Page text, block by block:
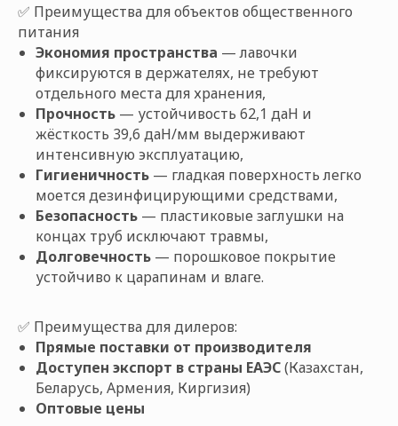
✅ Преимущества для объектов общественного
питания
Экономия пространства — лавочки
фиксируются в держателях, не требуют
отдельного места для хранения,
Прочность — устойчивость 62,1 даН и
жёсткость 39,6 даН/мм выдерживают
интенсивную эксплуатацию,
Гигиеничность — гладкая поверхность легко
моется дезинфицирующими средствами,
Безопасность — пластиковые заглушки на
концах труб исключают травмы,
Долговечность — порошковое покрытие
устойчиво к царапинам и влаге.
✅ Преимущества для дилеров:
Прямые поставки от производителя
Доступен экспорт в страны ЕАЭС(Казахстан,
Беларусь, Армения, Киргизия)
Оптовые цены